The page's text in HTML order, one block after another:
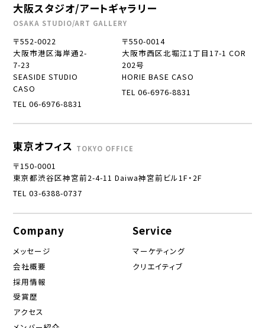
大阪スタジオ/アートギャラリー
OSAKA STUDIO/ART GALLERY
〒552-0022
大阪市港区海岸通2-
7-23
SEASIDE STUDIO
CASO
TEL 06-6976-8831
〒550-0014
大阪市西区北堀江1丁目17-1 COR
202号
HORIE BASE CASO
TEL 06-6976-8831
東京オフィス TOKYO OFFICE
〒150-0001
東京都渋谷区神宮前2-4-11 Daiwa神宮前ビル1F・2F
TEL 03-6388-0737
Company
メッセージ
会社概要
採用情報
受賞歴
アクセス
Service
マーケティング
クリエイティブ